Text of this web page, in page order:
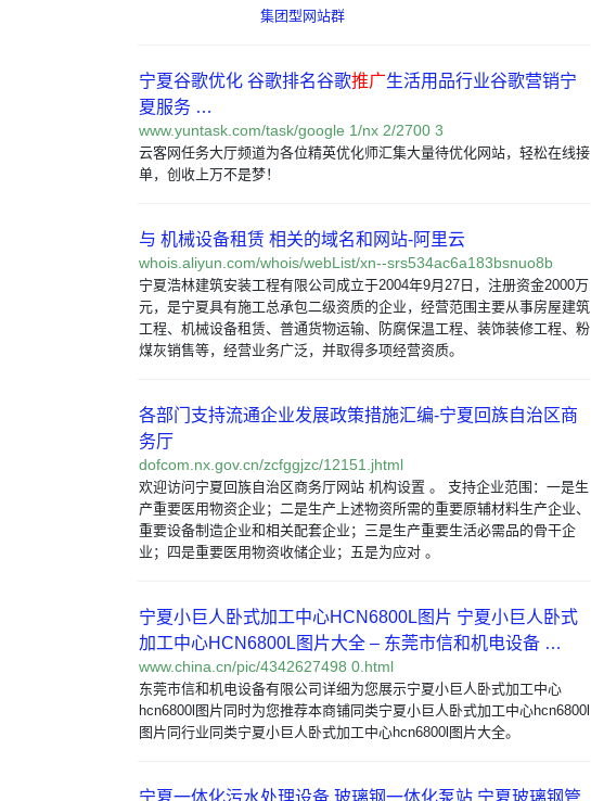
集团型网站群
宁夏谷歌优化 谷歌排名谷歌推广生活用品行业谷歌营销宁
夏服务 …
www.yuntask.com/task/google 1/nx 2/2700 3
云客网任务大厅频道为各位精英优化师汇集大量待优化网站，轻松在线接
单，创收上万不是梦！
与 机械设备租赁 相关的域名和网站-阿里云
whois.aliyun.com/whois/webList/xn--srs534ac6a183bsnuo8b
宁夏浩林建筑安装工程有限公司成立于2004年9月27日，注册资金2000万
元，是宁夏具有施工总承包二级资质的企业，经营范围主要从事房屋建筑
工程、机械设备租赁、普通货物运输、防腐保温工程、装饰装修工程、粉
煤灰销售等，经营业务广泛，并取得多项经营资质。
各部门支持流通企业发展政策措施汇编-宁夏回族自治区商
务厅
dofcom.nx.gov.cn/zcfggjzc/12151.jhtml
欢迎访问宁夏回族自治区商务厅网站 机构设置 。 支持企业范围：一是生
产重要医用物资企业；二是生产上述物资所需的重要原辅材料生产企业、
重要设备制造企业和相关配套企业；三是生产重要生活必需品的骨干企
业；四是重要医用物资收储企业；五是为应对 。
宁夏小巨人卧式加工中心HCN6800L图片 宁夏小巨人卧式
加工中心HCN6800L图片大全 – 东莞市信和机电设备 …
www.china.cn/pic/4342627498 0.html
东莞市信和机电设备有限公司详细为您展示宁夏小巨人卧式加工中心
hcn6800l图片同时为您推荐本商铺同类宁夏小巨人卧式加工中心hcn6800l
图片同行业同类宁夏小巨人卧式加工中心hcn6800l图片大全。
宁夏一体化污水处理设备 玻璃钢一体化泵站 宁夏玻璃钢管